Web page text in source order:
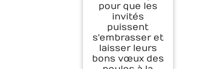
pour que les
invités
puissent
s'embrasser et
laisser leurs
bons vœux des